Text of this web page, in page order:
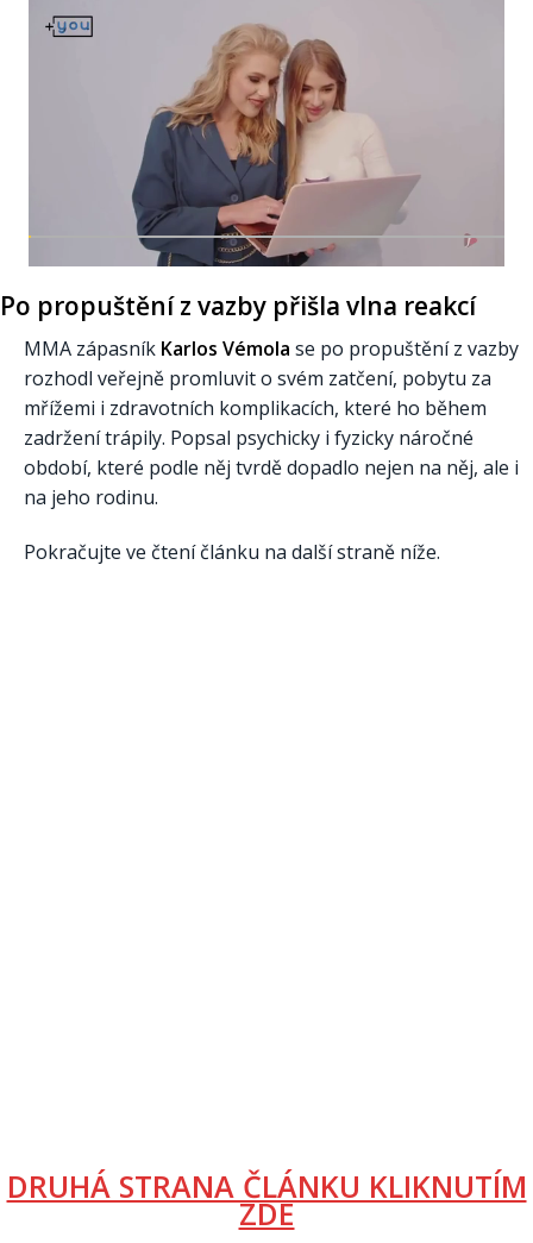
Po propuštění z vazby přišla vlna reakcí
MMA zápasník Karlos Vémola se po propuštění z vazby
rozhodl veřejně promluvit o svém zatčení, pobytu za
mřížemi i zdravotních komplikacích, které ho během
zadržení trápily. Popsal psychicky i fyzicky náročné
období, které podle něj tvrdě dopadlo nejen na něj, ale i
na jeho rodinu.
Pokračujte ve čtení článku na další straně níže.
DRUHÁ STRANA ČLÁNKU KLIKNUTÍM
ZDE